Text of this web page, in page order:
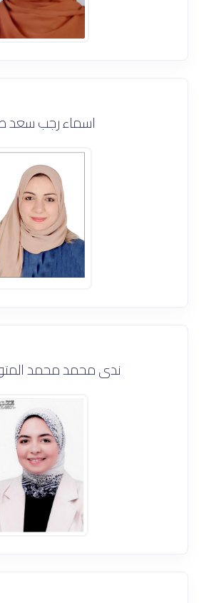
اسماء رجب سعد
ندى محمد محمد